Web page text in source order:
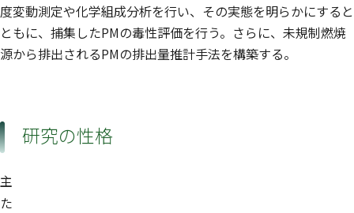
度変動測定や化学組成分析を行い、その実態を明らかにすると
ともに、捕集したPMの毒性評価を行う。さらに、未規制燃焼
源から排出されるPMの排出量推計手法を構築する。
研究の性格
主
た